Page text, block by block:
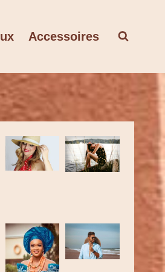
Accessoires